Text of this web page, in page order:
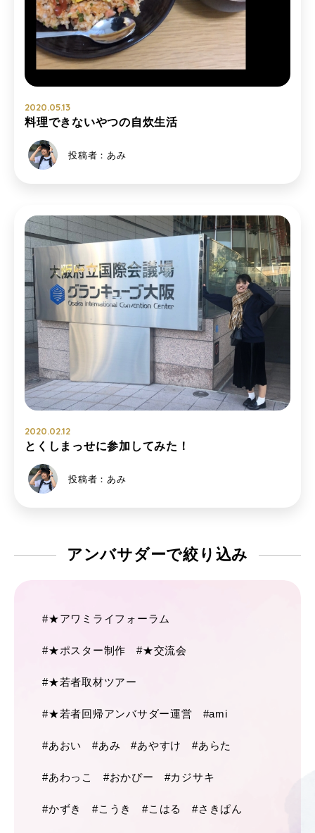
2020.05.13
料理できないやつの自炊生活
投稿者：あみ
2020.02.12
とくしまっせに参加してみた！
投稿者：あみ
アンバサダーで絞り込み
#★アワミライフォーラム
#★ポスター制作 #★交流会
#★若者取材ツアー
#★若者回帰アンバサダー運営 #ami
#あおい #あみ #あやすけ #あらた
#あわっこ #おかぴー #カジサキ
#かずき #こうき #こはる #さきぱん